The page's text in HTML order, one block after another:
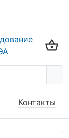
Контакты